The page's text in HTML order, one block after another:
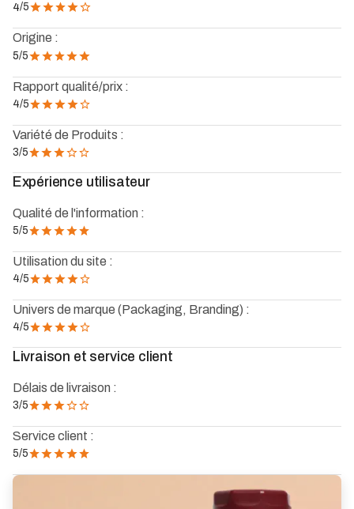
4/5
Origine :
5/5
Rapport qualité/prix :
4/5
Variété de Produits :
3/5
Expérience utilisateur
Qualité de l'information :
5/5
Utilisation du site :
4/5
Univers de marque (Packaging, Branding) :
4/5
Livraison et service client
Délais de livraison :
3/5
Service client :
5/5